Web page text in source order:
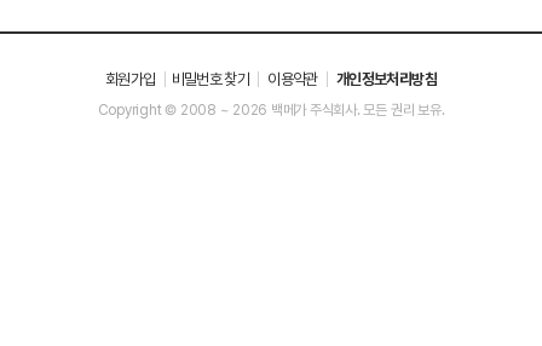
회원가입 비밀번호 찾기 이용약관 개인정보처리방침
Copyright © 2008 ~ 2026 백메가 주식회사. 모든 권리 보유.